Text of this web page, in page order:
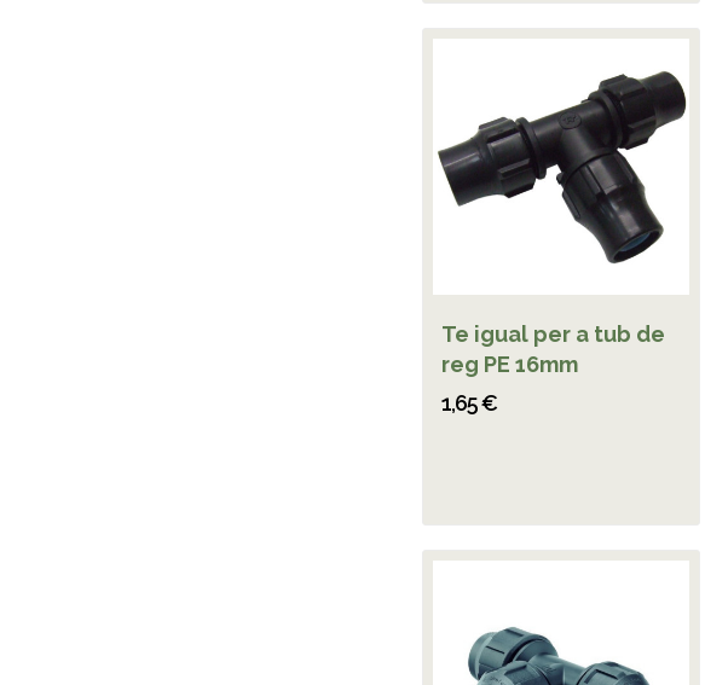
Te igual per a tub de
reg PE 16mm
1,65 €